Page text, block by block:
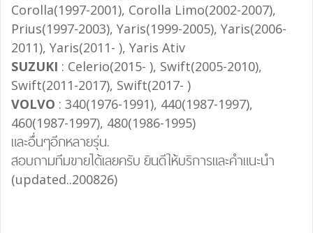
Corolla(1997-2001), Corolla Limo(2002-2007),
Prius(1997-2003), Yaris(1999-2005), Yaris(2006-
2011), Yaris(2011- ), Yaris Ativ
SUZUKI : Celerio(2015- ), Swift(2005-2010),
Swift(2011-2017), Swift(2017- )
VOLVO : 340(1976-1991), 440(1987-1997),
460(1987-1997), 480(1986-1995)
และอื่นๆอีกหลายรุ่น.
สอบถามทีมขายได้เลยครับ ยินดีให้บริการและคำแนะนำ
(updated..200826)